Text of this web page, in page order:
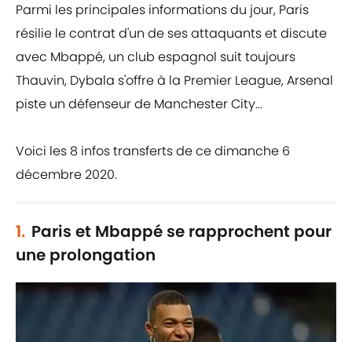
Parmi les principales informations du jour, Paris
résilie le contrat d'un de ses attaquants et discute
avec Mbappé, un club espagnol suit toujours
Thauvin, Dybala s'offre à la Premier League, Arsenal
piste un défenseur de Manchester City...
Voici les 8 infos transferts de ce dimanche 6
décembre 2020.
1. Paris et Mbappé se rapprochent pour
une prolongation